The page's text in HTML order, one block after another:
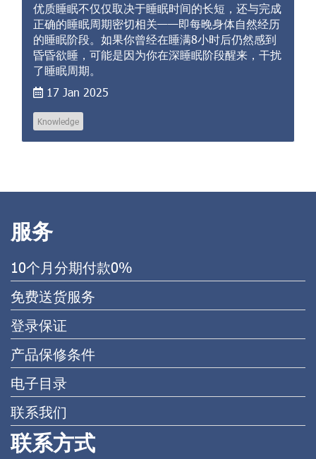
优质睡眠不仅仅取决于睡眠时间的长短，还与完成
正确的睡眠周期密切相关——即每晚身体自然经历
的睡眠阶段。如果你曾经在睡满8小时后仍然感到
昏昏欲睡，可能是因为你在深睡眠阶段醒来，干扰
了睡眠周期。
17 Jan 2025
Knowledge
服务
10个月分期付款0%
免费送货服务
登录保证
产品保修条件
电子目录
联系我们
联系方式